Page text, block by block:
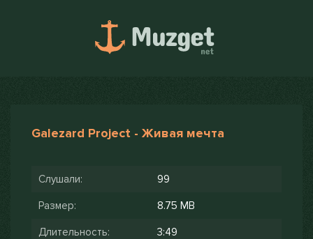
Galezard Project - Живая мечта
Слушали: 99
Размер: 8.75 MB
Длительность: 3:49